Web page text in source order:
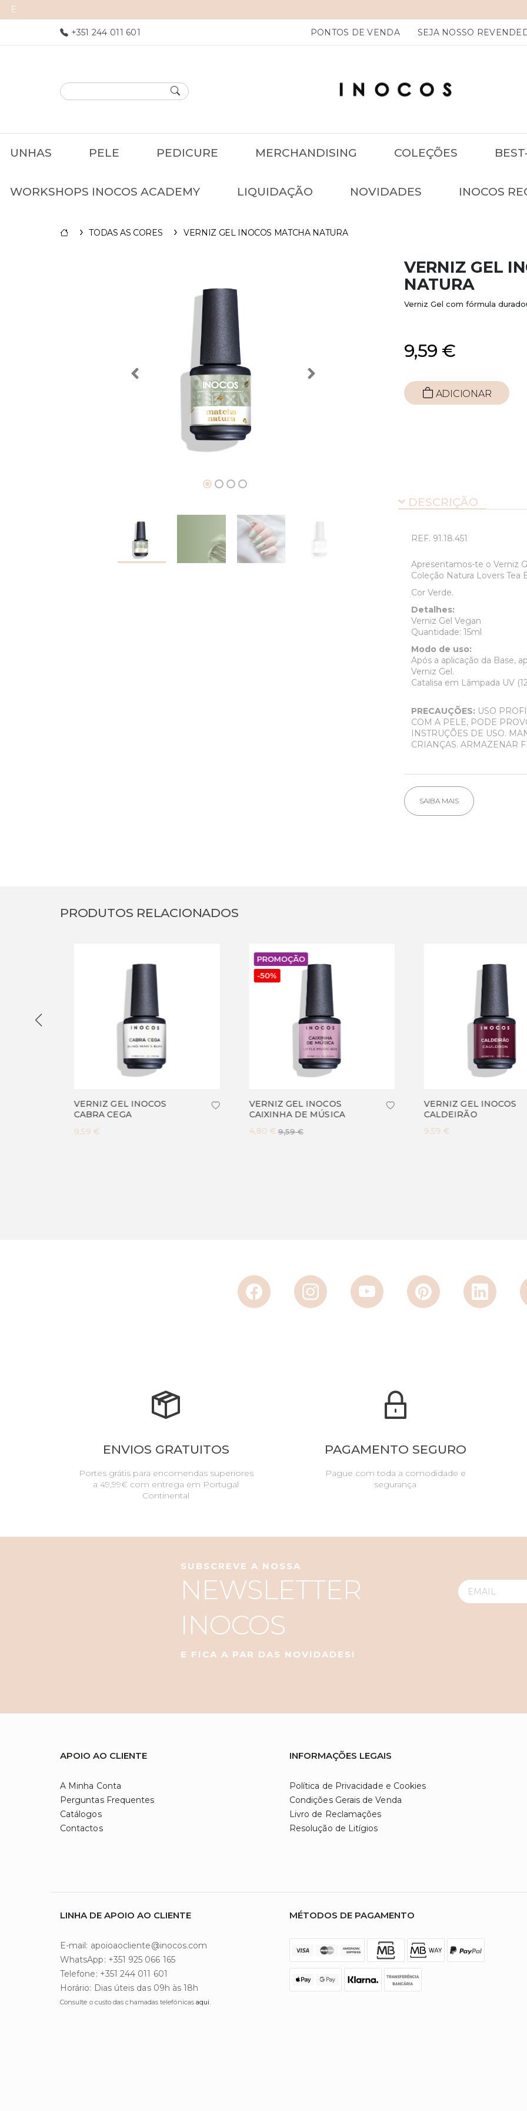
+351 244 011 601 PONTOS DE VENDA SEJA NOSSO
UNHAS PELE PEDICURE MERCHANDISING COLEÇÕES
WORKSHOPS INOCOS ACADEMY LIQUIDAÇÃO NOVIDADES INOCOS
TODAS AS CORES VERNIZ GEL INOCOS MATCHA NATURA
VERNIZ GEL
NATURA
Verniz Gel com fórmula
9,59 €
ADICIONAR
DESCRIÇÃO
REF. 91.18.451
Apresentamos-te o Verniz
Coleção Natura Lovers Tea
Cor Verde.
Detalhes:
Verniz Gel Vegan
Quantidade: 15ml
Modo de uso:
Após a aplicação da Base,
Verniz Gel.
Catalisa em Lâmpada UV
PRECAUÇÕES: USO
COM A PELE, PODE
INSTRUÇÕES DE USO.
CRIANÇAS. ARMAZENAR
SAIBA MAIS
PRODUTOS RELACIONADOS
VERNIZ GEL INOCOS
CABRA CEGA
9,59 €
PROMOÇÃO
%
VERNIZ GEL INOCOS
CAIXINHA DE MÚSICA
4,80 € 9,59 €
VERNIZ GEL INOCOS
CALDEIRÃO
9,59 €
ENVIOS GRATUITOS
Portes grátis para encomendas superiores
a 49,99€ com entrega em Portugal
Continental
PAGAMENTO SEGURO
Pague com toda a comodidade e
segurança
SUBSCREVE A NOSSA
NEWSLETTER
INOCOS
E FICA A PAR DAS NOVIDADES!
APOIO AO CLIENTE
A Minha Conta
Perguntas Frequentes
Catálogos
Contactos
INFORMAÇÕES LEGAIS
Política de Privacidade e Cookies
Condições Gerais de Venda
Livro de Reclamações
Resolução de Litígios
LINHA DE APOIO AO CLIENTE
E-mail: apoioaocliente@inocos.com
WhatsApp: +351 925 066 165
Telefone: +351 244 011 601
Horário: Dias úteis das 09h às 18h
Consulte o custo das chamadas telefónicas aqui.
MÉTODOS DE PAGAMENTO